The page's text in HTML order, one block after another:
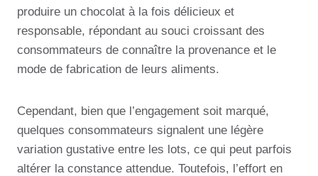
produire un chocolat à la fois délicieux et
responsable, répondant au souci croissant des
consommateurs de connaître la provenance et le
mode de fabrication de leurs aliments.
Cependant, bien que l’engagement soit marqué,
quelques consommateurs signalent une légère
variation gustative entre les lots, ce qui peut parfois
altérer la constance attendue. Toutefois, l’effort en